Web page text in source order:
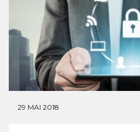
29 MAI 2018